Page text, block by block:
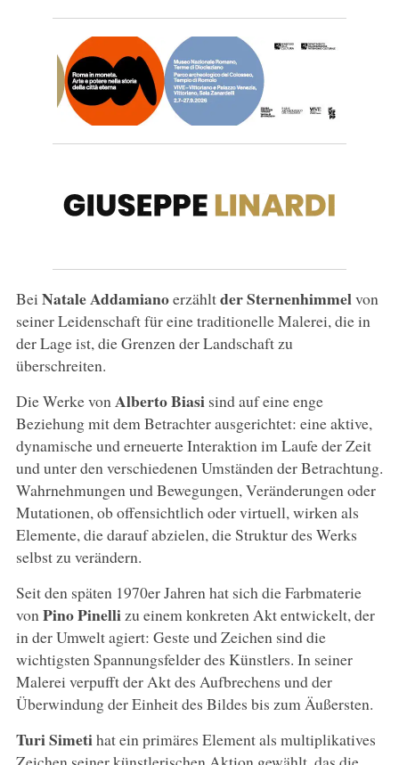
Bei Natale Addamianoerzähltder Sternenhimmelvon
seiner Leidenschaft für eine traditionelle Malerei, die in
der Lage ist, die Grenzen der Landschaft zu
überschreiten.
Die Werke vonAlberto Biasi sind auf eine enge
Beziehung mit dem Betrachter ausgerichtet: eine aktive,
dynamische und erneuerte Interaktion im Laufe der Zeit
und unter den verschiedenen Umständen der Betrachtung.
Wahrnehmungen und Bewegungen, Veränderungen oder
Mutationen, ob offensichtlich oder virtuell, wirken als
Elemente, die darauf abzielen, die Struktur des Werks
selbst zu verändern.
Seit den späten 1970er Jahren hat sich die Farbmaterie
von Pino Pinelli zu einem konkreten Akt entwickelt, der
in der Umwelt agiert: Geste und Zeichen sind die
wichtigsten Spannungsfelder des Künstlers. In seiner
Malerei verpufft der Akt des Aufbrechens und der
Überwindung der Einheit des Bildes bis zum Äußersten.
Turi Simetihat ein primäres Element als multiplikatives